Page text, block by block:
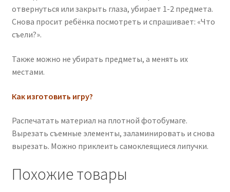
отвернуться или закрыть глаза, убирает 1-2 предмета.
Снова просит ребёнка посмотреть и спрашивает: «Что
съели?».
Также можно не убирать предметы, а менять их
местами.
Как изготовить игру?
Распечатать материал на плотной фотобумаге.
Вырезать съемные элементы, заламинировать и снова
вырезать. Можно приклеить самоклеящиеся липучки.
Похожие товары